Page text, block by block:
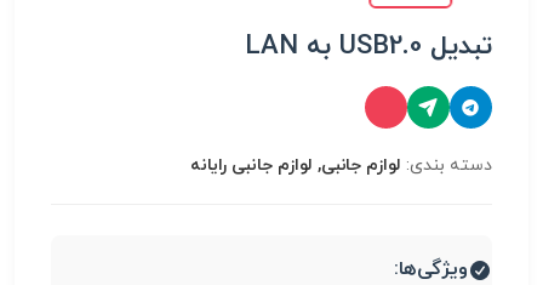
تبدیل USB2.0 به LAN
دسته بندی: لوازم جانبی, لوازم جانبی رایانه
ویژگی‌ها: